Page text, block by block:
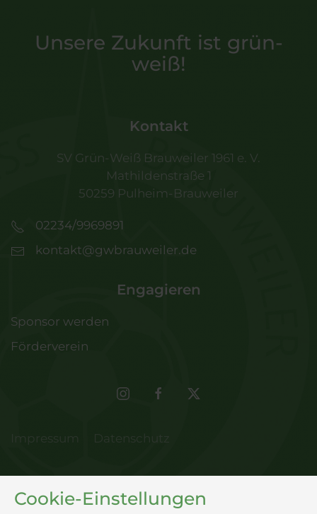
Unsere Zukunft ist grün-
weiß!
Kontakt
SV Grün-Weiß Brauweiler 1961 e. V.
Mathildenstraße 1
50259 Pulheim-Brauweiler
02234/9969891
kontakt@gwbrauweiler.de
Engagieren
Sponsor werden
Förderverein
Cookie-Einstellungen